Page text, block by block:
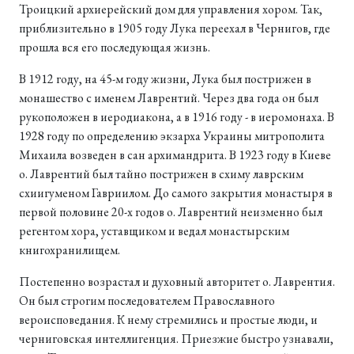
Троицкий архиерейский дом для управления хором. Так,
приблизительно в 1905 году Лука переехал в Чернигов, где
прошла вся его последующая жизнь.
В 1912 году, на 45-м году жизни, Лука был пострижен в
монашество с именем Лаврентий. Через два года он был
рукоположен в иеродиакона, а в 1916 году - в иеромонаха. В
1928 году по определению экзарха Украины митрополита
Михаила возведен в сан архимандрита. В 1923 году в Киеве
о. Лаврентий был тайно пострижен в схиму лаврским
схиигуменом Гавриилом. До самого закрытия монастыря в
первой половине 20-х годов о. Лаврентий неизменно был
регентом хора, уставщиком и ведал монастырским
книгохранилищем.
Постепенно возрастал и духовный авторитет о. Лаврентия.
Он был строгим последователем Православного
вероисповедания. К нему стремились и простые люди, и
черниговская интеллигенция. Приезжие быстро узнавали,